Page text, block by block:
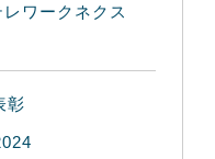
ワークネクス
彰